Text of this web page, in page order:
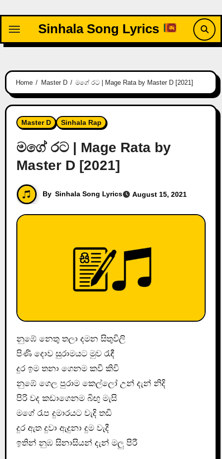
content
Sinhala Song Lyrics
Home Master D මගේ රට | Mage Rata by Master D [2021]
Master D Sinhala Rap
මගේ රට | Mage Rata by
Master D [2021]
By Sinhala Song Lyrics August 15, 2021
නුඹේ නෙතු තලා දමන සිතුවිලි
පිණි දොව සුරාමයට මුව රැඳී
දුර ඉම තනා ගෙනම කවි කිවි
නුඹේ ගෙල පුරාම කෙල්ලෝ උන් දැන් නිදි
පිරි වද කඩාගෙනම බිඟු මැසි
මගේ රැප දුමාරයට වැදි තඩි
දුර ඇත දුවා ඇදුනා දුම වැදී
ඉතින් නුඹ සිනාසියන් දැන් මලු පිරී